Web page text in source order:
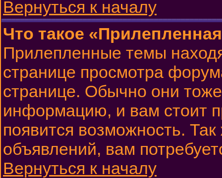
Вернуться к началу
Что такое
Прилепленные темы
странице просмотра
странице. Обычно они
информацию, и вам стоит
появится возможность.
объявлений, вам
Вернуться к началу